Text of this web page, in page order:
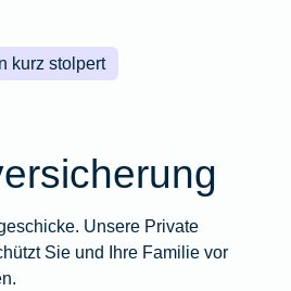
kurz stolpert
Unsere Private
Sie und Ihre Familie vor